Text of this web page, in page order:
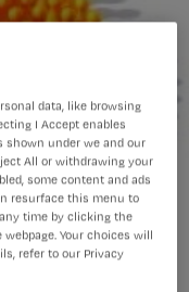
data, like browsing
I Accept enables
shown under we and our
All or withdrawing your
some content and ads
resurface this menu to
time by clicking the
Your choices will
refer to our Privacy